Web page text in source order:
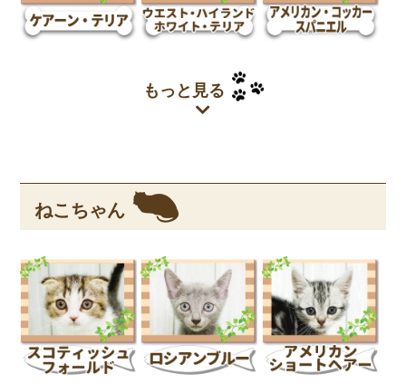
もっと見る
ねこちゃん